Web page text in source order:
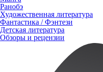
Ранобэ
Художественная литература
Фантастика / Фэнтези
Детская литература
Обзоры и рецензии